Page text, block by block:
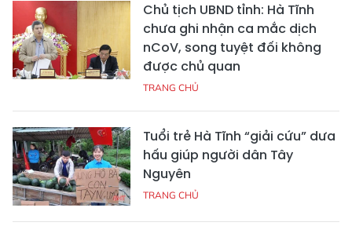
Chủ tịch UBND tỉnh: Hà Tĩnh
chưa ghi nhận ca mắc dịch
nCoV, song tuyệt đối không
được chủ quan
TRANG CHỦ
Tuổi trẻ Hà Tĩnh “giải cứu” dưa
hấu giúp người dân Tây
Nguyên
TRANG CHỦ